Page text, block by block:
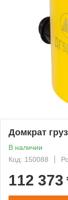
Домкрат
В наличии
Код: 150088
112 373